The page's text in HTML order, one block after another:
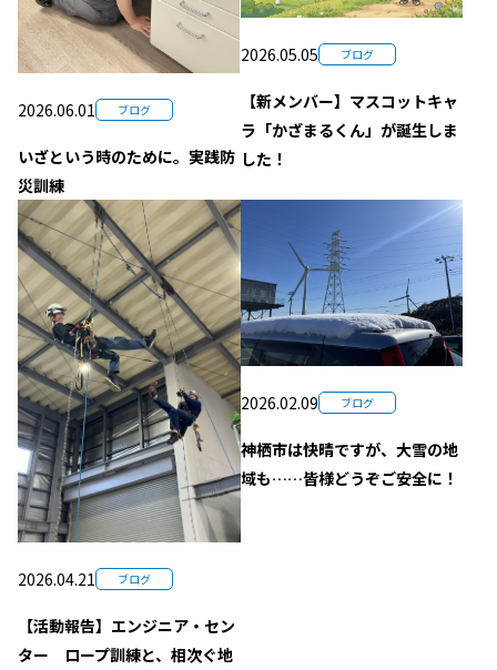
2026.06.01 ブログ
いざという時のために。実践防
災訓練
2026.05.05 ブログ
【新メンバー】マスコットキャ
ラ「かざまるくん」が誕生しま
した！
2026.04.21 ブログ
【活動報告】エンジニア・セン
ター ロープ訓練と、相次ぐ地
2026.02.09 ブログ
神栖市は快晴ですが、大雪の地
域も……皆様どうぞご安全に！